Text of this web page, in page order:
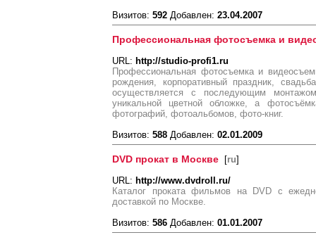
Визитов: 592 Добавлен: 23.04.2007
Профессиональная фотосъемка и
URL: http://studio-profi1.ru
Профессиональная фотосъемка и
рождения, корпоративный праздник,
осуществляется с последующим
уникальной цветной обложке, а
фотографий, фотоальбомов, фото-книг.
Визитов: 588 Добавлен: 02.01.2009
DVD прокат в Москве [ru]
URL: http://www.dvdroll.ru/
Каталог проката фильмов на DVD с
доставкой по Москве.
Визитов: 586 Добавлен: 01.01.2007